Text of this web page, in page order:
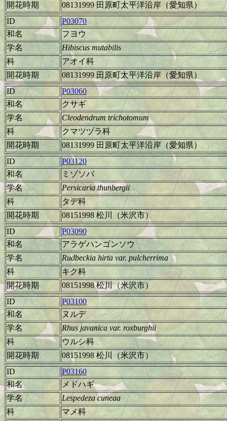
開花時期
08131999 田原町太平洋沿岸（愛知県）
ID
P03070
和名
フヨウ
学名
Hibiscus mutabilis
科
アオイ科
開花時期
08131999 田原町太平洋沿岸（愛知県）
ID
P03060
和名
クサギ
学名
Cleodendrum trichotomum
科
クマツヅラ科
開花時期
08131999 田原町太平洋沿岸（愛知県）
ID
P03120
和名
ミゾソバ
学名
Persicaria thunbergii
科
タデ科
開花時期
08151998 松川（米沢市）
ID
P03090
和名
アラゲハンゴンソウ
学名
Rudbeckia hirta var. pulcherrima
科
キク科
開花時期
08151998 松川（米沢市）
ID
P03100
和名
ヌルデ
学名
Rhus javanica var. roxburghii
科
ウルシ科
開花時期
08151998 松川（米沢市）
ID
P03160
和名
メドハギ
学名
Lespedeza cuneaa
科
マメ科